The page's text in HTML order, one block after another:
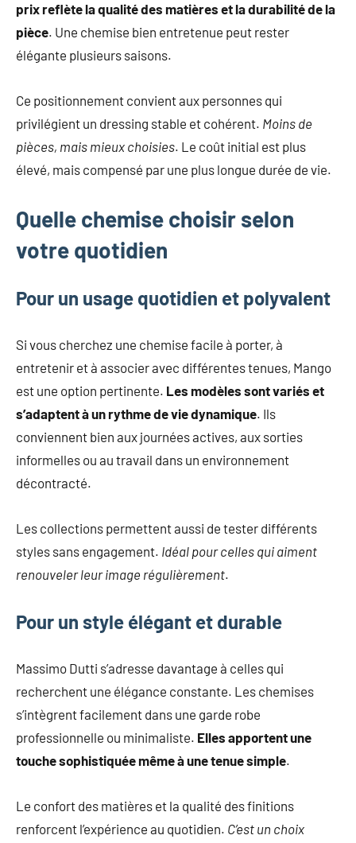
prix reflète la qualité des matières et la durabilité de la
pièce. Une chemise bien entretenue peut rester
élégante plusieurs saisons.
Ce positionnement convient aux personnes qui
privilégient un dressing stable et cohérent. Moins de
pièces, mais mieux choisies. Le coût initial est plus
élevé, mais compensé par une plus longue durée de vie.
Quelle chemise choisir selon
votre quotidien
Pour un usage quotidien et polyvalent
Si vous cherchez une chemise facile à porter, à
entretenir et à associer avec différentes tenues, Mango
est une option pertinente. Les modèles sont variés et
s’adaptent à un rythme de vie dynamique. Ils
conviennent bien aux journées actives, aux sorties
informelles ou au travail dans un environnement
décontracté.
Les collections permettent aussi de tester différents
styles sans engagement. Idéal pour celles qui aiment
renouveler leur image régulièrement.
Pour un style élégant et durable
Massimo Dutti s’adresse davantage à celles qui
recherchent une élégance constante. Les chemises
s’intègrent facilement dans une garde robe
professionnelle ou minimaliste. Elles apportent une
touche sophistiquée même à une tenue simple.
Le confort des matières et la qualité des finitions
renforcent l’expérience au quotidien. C’est un choix